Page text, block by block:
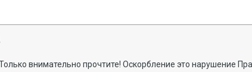
внимательно прочтите! Оскорбление это нарушение